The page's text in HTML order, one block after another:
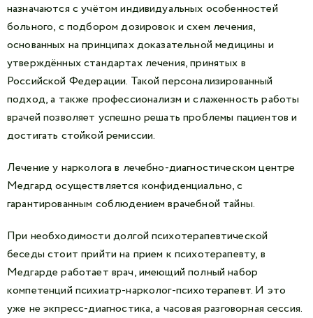
назначаются с учётом индивидуальных особенностей
больного, с подбором дозировок и схем лечения,
основанных на принципах доказательной медицины и
утверждённых стандартах лечения, принятых в
Российской Федерации. Такой персонализированный
подход, а также профессионализм и слаженность работы
врачей позволяет успешно решать проблемы пациентов и
достигать стойкой ремиссии.
Лечение у нарколога в лечебно-диагностическом центре
Медгард осуществляется конфиденциально, с
гарантированным соблюдением врачебной тайны.
При необходимости долгой психотерапевтической
беседы стоит прийти на прием к психотерапевту, в
Медгарде работает врач, имеющий полный набор
компетенций психиатр-нарколог-психотерапевт. И это
уже не экпресс-диагностика, а часовая разговорная сессия.